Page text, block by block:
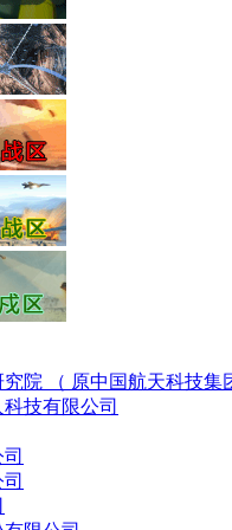
院 （ 原中国航天科技集
技有限公司